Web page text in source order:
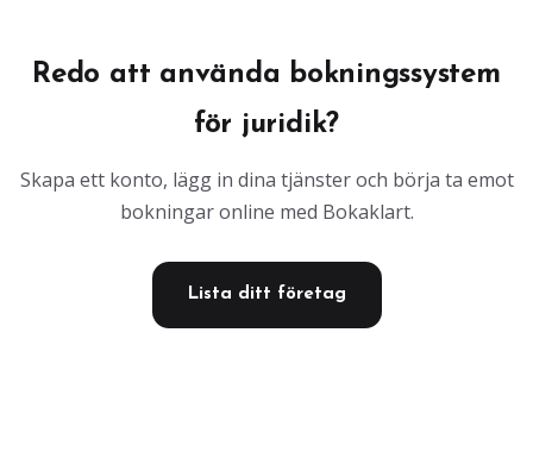
Redo att använda bokningssystem
för juridik?
Skapa ett konto, lägg in dina tjänster och börja ta emot
bokningar online med Bokaklart.
Lista ditt företag